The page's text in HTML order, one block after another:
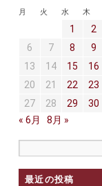
月 火 水 木
1 2
6
7 8 9
13
14 15 16
20
21 22 23
27
28 29 30
« 6月
8月 »
最近の投稿